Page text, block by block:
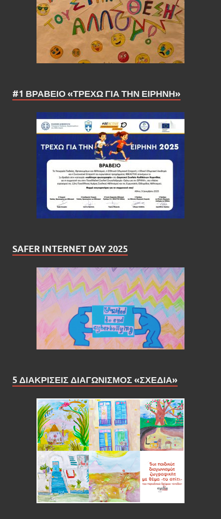
#1 ΒΡΑΒΕΙΟ «ΤΡΕΧΩ ΓΙΑ ΤΗΝ ΕΙΡΗΝΗ»
SAFER INTERNET DAY 2025
5 ΔΙΑΚΡΙΣΕΙΣ ΔΙΑΓΩΝΙΣΜΟΣ «ΣΧΕΔΙΑ»